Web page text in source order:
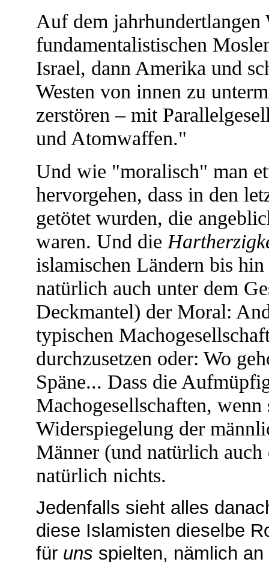
Auf dem
fundamentalistischen
Israel, dann Amerika und
Westen von innen zu
zerstören – mit
und Atomwaffen."
Und wie "moralisch" man
hervorgehen, dass in den
getötet wurden, die
waren. Und die
islamischen Ländern bis
natürlich auch unter dem
Deckmantel) der Moral:
typischen
durchzusetzen oder: Wo
Späne... Dass die
Machogesellschaften,
Widerspiegelung der
Männer (und natürlich auch
natürlich nichts.
Jedenfalls sieht alles
diese Islamisten dieselbe
für uns spielten, nämlich